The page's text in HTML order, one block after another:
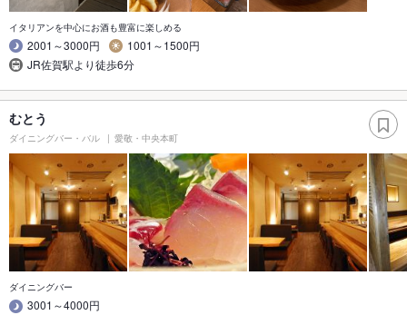
イタリアンを中心にお酒も豊富に楽しめる
2001～3000円
1001～1500円
JR佐賀駅より徒歩6分
むとう
ダイニングバー・バル 愛敬・中央本町
ダイニングバー
3001～4000円